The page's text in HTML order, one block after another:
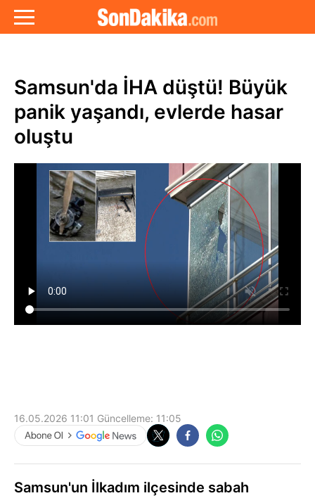
Samsun'da İHA düştü! Büyük
panik yaşandı, evlerde hasar
oluştu
16.05.2026 11:01 Güncelleme: 11:05
Samsun'un İlkadım ilçesinde sabah